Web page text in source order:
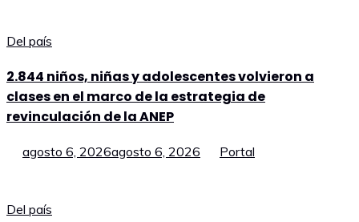
Del país
2.844 niños, niñas y adolescentes volvieron a
clases en el marco de la estrategia de
revinculación de la ANEP
agosto 6, 2026agosto 6, 2026 Portal
Del país